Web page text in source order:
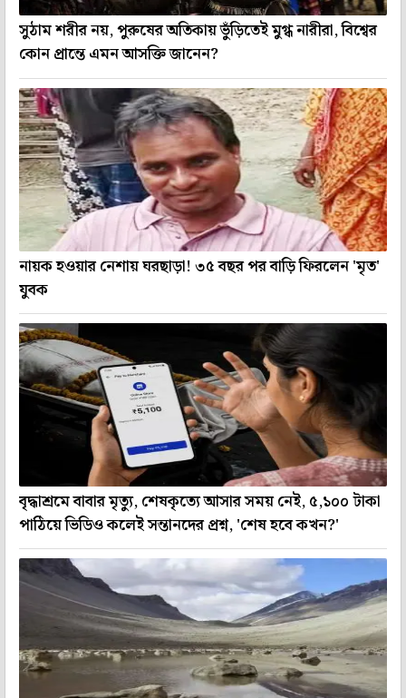
সুঠাম শরীর নয়, পুরুষের অতিকায় ভুঁড়িতেই মুগ্ধ নারীরা, বিশ্বের
কোন প্রান্তে এমন আসক্তি জানেন?
নায়ক হওয়ার নেশায় ঘরছাড়া! ৩৫ বছর পর বাড়ি ফিরলেন 'মৃত'
যুবক
বৃদ্ধাশ্রমে বাবার মৃত্যু, শেষকৃত্যে আসার সময় নেই, ৫,১০০ টাকা
পাঠিয়ে ভিডিও কলেই সন্তানদের প্রশ্ন, 'শেষ হবে কখন?'